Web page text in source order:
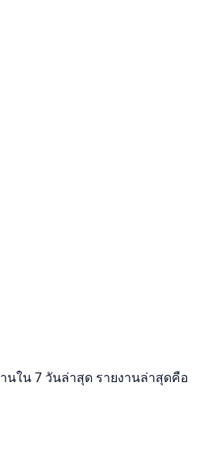
นใน 7 วันล่าสุด รายงานล่าสุดคือ